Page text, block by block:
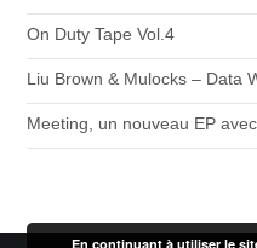
On Duty Tape Vol.4
Liu Brown & Mulocks – Data
Meeting, un nouveau EP
En continuant à utiliser le